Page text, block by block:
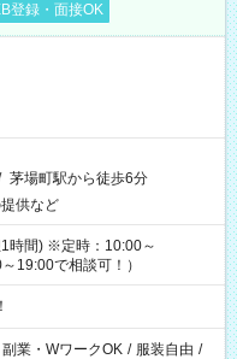
登録・面接OK
茅場町駅から徒歩6分
供など
時間) ※定時：10:00～
19:00で相談可！）
副業・WワークOK / 服装自由 /